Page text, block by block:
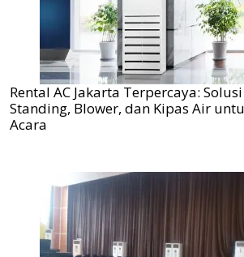
Rental AC Jakarta Terpercaya: Solusi
Standing, Blower, dan Kipas Air
Acara